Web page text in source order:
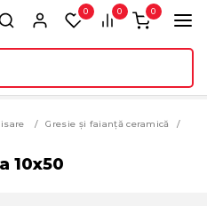
0 0 0
Gresie și faianță ceramică
10x50